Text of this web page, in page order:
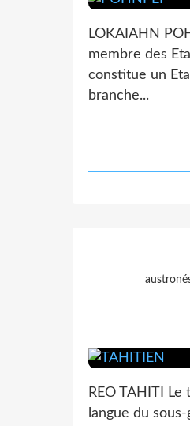
LOKAIAHN
membre des
constitue un
branche...
REO TAHITI
langue du